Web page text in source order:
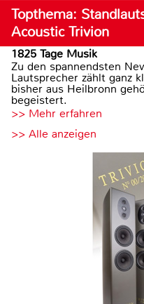
Topthema:
Acoustic Trivion
1825 Tage Musik
Zu den spannendsten
Lautsprecher zählt ganz
bisher aus Heilbronn
begeistert.
>> Mehr erfahren
>> Alle anzeigen